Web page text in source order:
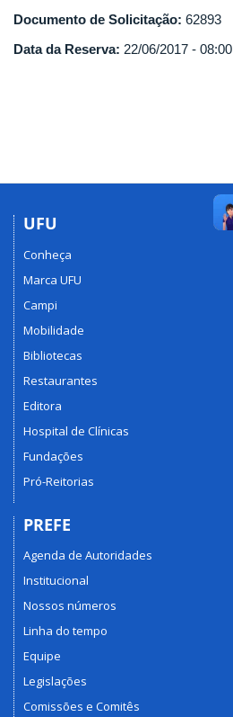
Documento de Solicitação: 62893
Data da Reserva: 22/06/2017 - 08:00
UFU
Conheça
Marca UFU
Campi
Mobilidade
Bibliotecas
Restaurantes
Editora
Hospital de Clínicas
Fundações
Pró-Reitorias
PREFE
Agenda de Autoridades
Institucional
Nossos números
Linha do tempo
Equipe
Legislações
Comissões e Comitês